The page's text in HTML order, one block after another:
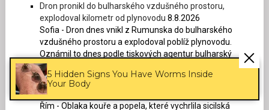
5 Hidden Signs You Have Worms Inside
Your Body
Dron pronikl do bulharského vzdušného prostoru,
explodoval kilometr od plynovodu 8.8.2026
Sofia - Dron dnes vnikl z Rumunska do bulharského
vzdušného prostoru a explodoval poblíž plynovodu.
Oznámil to dnes podle tiskových agentur bulharský
premiér Rumen Radev. Dron podle něj nesl velké
množství...
Etna soptí, letiště v Catanii pozastavilo přílet
Řím - Oblaka kouře a popela, které vychrlila sicilská